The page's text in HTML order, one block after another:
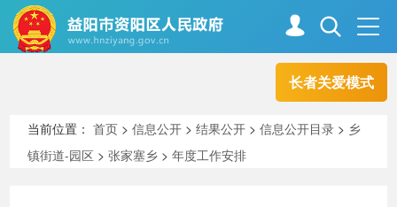
长者关爱模式
走进资阳
当前位置：首页 >信息公开 >结果公开 >信息公开目录 > 乡
镇街道-园区 >张家塞乡 >年度工作安排